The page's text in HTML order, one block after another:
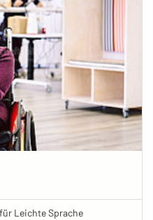
Leichte Sprache